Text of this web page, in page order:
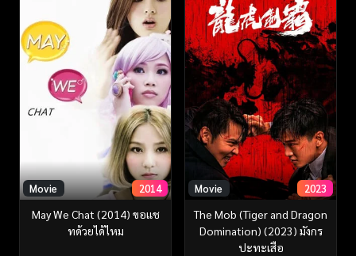
Movie 2014
May We Chat (2014) ขอแช
ทด้วยได้ไหม
Movie 2023
The Mob (Tiger and Dragon
Domination) (2023) มังกร
ปะทะเสือ